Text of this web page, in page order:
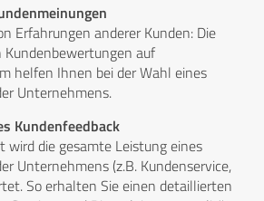
Erfahrungen anderer Kunden: Die
auf
helfen Ihnen bei der Wahl eines
Unternehmens.
Kundenfeedback
wird die gesamte Leistung eines
Unternehmens (z.B. Kundenservice,
So erhalten Sie einen detaillierten